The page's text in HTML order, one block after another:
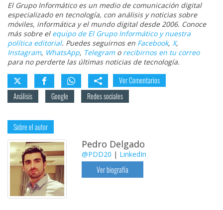
El Grupo Informático es un medio de comunicación digital
especializado en tecnología, con análisis y noticias sobre
móviles, informática y el mundo digital desde 2006. Conoce
más sobre el equipo de El Grupo Informático y nuestra
política editorial. Puedes seguirnos en Facebook, X,
Instagram, WhatsApp, Telegramo recibirnos en tu correo
para no perderte las últimas noticias de tecnología.
Ver Comentarios
Análisis
Google Redes sociales
Sobre el autor
Pedro Delgado
@PDD20 | LinkedIn
Ver biografía